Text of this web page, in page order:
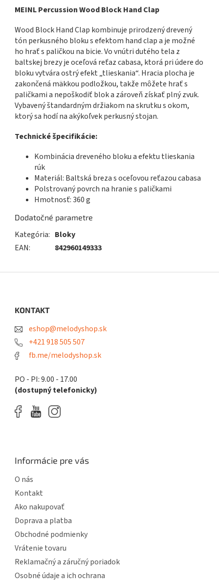
MEINL Percussion Wood Block Hand Clap
Wood Block Hand Clap kombinuje prirodzený drevený
tón perkusného bloku s efektom hand clap a je možné
ho hrať s paličkou na bicie. Vo vnútri dutého tela z
baltskej brezy je oceľová reťaz cabasa, ktorá pri údere do
bloku vytvára ostrý efekt „tlieskania“. Hracia plocha je
zakončená mäkkou podložkou, takže môžete hrať s
paličkami a nepoškodiť blok a zároveň získať plný zvuk.
Vybavený štandardným držiakom na skrutku s okom,
ktorý sa hodí na akýkoľvek perkusný stojan.
Technické špecifikácie:
Kombinácia dreveného bloku a efektu tlieskania
rúk
Materiál: Baltská breza s oceľovou reťazou cabasa
Polstrovaný povrch na hranie s paličkami
Hmotnosť: 360 g
Dodatočné parametre
Kategória: Bloky
EAN: 842960149333
KONTAKT
eshop@melodyshop.sk
+421 918 505 507
fb.me/melodyshop.sk
PO - PI: 9.00 - 17.00
(dostupný telefonicky)
Informácie pre vás
O nás
Kontakt
Ako nakupovať
Doprava a platba
Obchodné podmienky
Vrátenie tovaru
Reklamačný a záručný poriadok
Osobné údaje a ich ochrana